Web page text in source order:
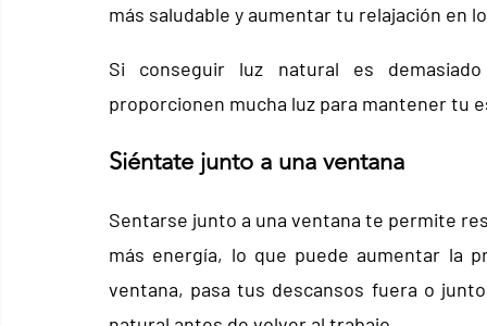
más saludable y aumentar tu relajación en
Si conseguir luz natural es
proporcionen mucha luz para mantener tu
Siéntate junto a una ventana
Sentarse junto a una ventana te permite
más energía, lo que puede aumentar la
ventana, pasa tus descansos fuera o